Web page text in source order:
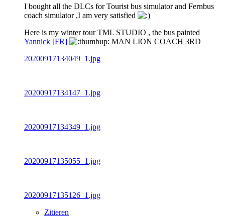
I bought all the DLCs for Tourist bus simulator and Fernbus
coach simulator ,I am very satisfied
Here is my winter tour TML STUDIO , the bus painted
Yannick [FR]
MAN LION COACH 3RD
20200917134049_1.jpg
20200917134147_1.jpg
20200917134349_1.jpg
20200917135055_1.jpg
20200917135126_1.jpg
Zitieren